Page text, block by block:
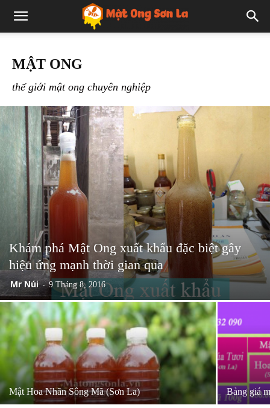
MẬT ONG
thế giới mật ong chuyên nghiệp
Khám phá Mật Ong xuất khẩu đặc biệt gây
hiệu ứng mạnh thời gian qua
Mr Núi - 9 Tháng 8, 2016
Mật Hoa Nhãn Sông Mã (Sơn La) Bảng giá